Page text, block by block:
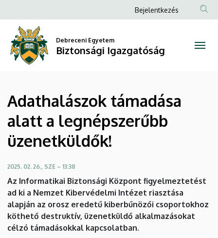
támadása
alatt
legnépszerűbb
üzenetküldők!
Biztonsági
Igazgatóság
a
tartalomra
Anonim
menüje
Bejelentkezés
Debreceni Egyetem
Biztonsági Igazgatóság
Adathalászok támadása
alatt a legnépszerűbb
üzenetküldők!
2025. 02. 26., SZE – 13:38
Az Informatikai Biztonsági Központ figyelmeztetést
ad ki a Nemzet Kibervédelmi Intézet riasztása
alapján az orosz eredetű kiberbűnözői csoportokhoz
köthető destruktív, üzenetküldő alkalmazásokat
célzó támadásokkal kapcsolatban.